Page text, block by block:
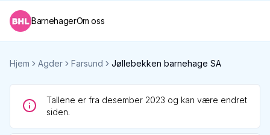
BarnehagerOm oss
Hjem Agder Farsund Jøllebekken barnehage SA
Tallene er fra desember 2023 og kan være endret
siden.